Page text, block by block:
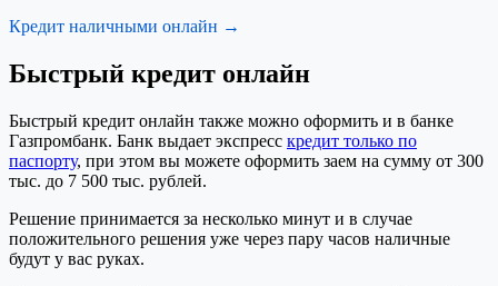
Кредит наличными онлайн →
Быстрый кредит онлайн
Быстрый кредит онлайн также можно оформить и в банке
Газпромбанк. Банк выдает экспресс кредит только по
паспорту, при этом вы можете оформить заем на сумму от 300
тыс. до 7 500 тыс. рублей.
Решение принимается за несколько минут и в случае
положительного решения уже через пару часов наличные
будут у вас руках.